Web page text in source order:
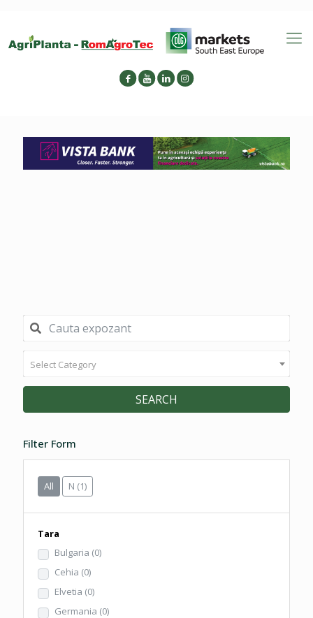
Select Category
SEARCH
Filter Form
All N (1)
Tara
Bulgaria (0)
Cehia (0)
Elvetia (0)
Germania (0)